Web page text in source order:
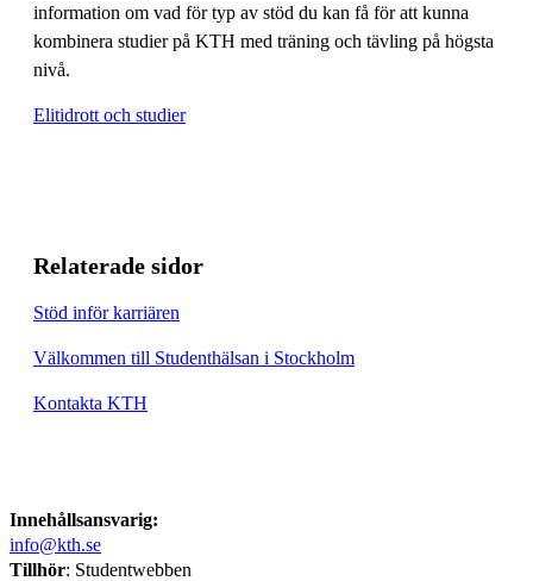
information om vad för typ av stöd du kan få för att kunna
kombinera studier på KTH med träning och tävling på högsta
nivå.
Elitidrott och studier
Relaterade sidor
Stöd inför karriären
Välkommen till Studenthälsan i Stockholm
Kontakta KTH
Innehållsansvarig:
info@kth.se
Tillhör: Studentwebben